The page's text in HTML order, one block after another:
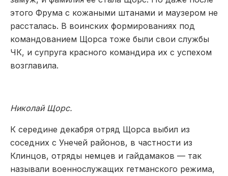
этого Фрума с кожаными штанами и маузером не
рассталась. В воинских формированиях под
командованием Щорса тоже были свои службы
ЧК, и супруга красного командира их с успехом
возглавила.
Николай Щорс.
К середине декабря отряд Щорса выбил из
соседних с Унечей районов, в частности из
Клинцов, отряды немцев и гайдамаков — так
называли военнослужащих гетманского режима,